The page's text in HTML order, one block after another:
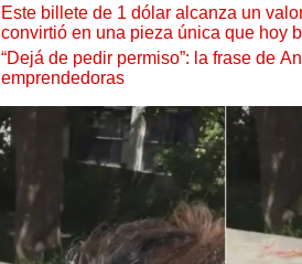
Este billete de 1 dólar alcanza un
convirtió en una pieza única que hoy
“Dejá de pedir permiso”: la frase de
emprendedoras